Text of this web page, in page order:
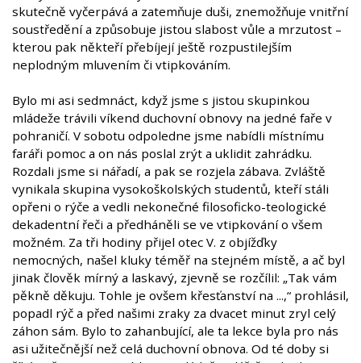
skutečně vyčerpává a zatemňuje duši, znemožňuje vnitřní
soustředění a způsobuje jistou slabost vůle a mrzutost –
kterou pak někteří přebíjejí ještě rozpustilejším
neplodným mluvením či vtipkováním.
Bylo mi asi sedmnáct, když jsme s jistou skupinkou
mládeže trávili víkend duchovní obnovy na jedné faře v
pohraničí. V sobotu odpoledne jsme nabídli místnímu
faráři pomoc a on nás poslal zrýt a uklidit zahrádku.
Rozdali jsme si nářadí, a pak se rozjela zábava. Zvláště
vynikala skupina vysokoškolských studentů, kteří stáli
opřeni o rýče a vedli nekonečné filosoficko-teologické
dekadentní řeči a předháněli se ve vtipkování o všem
možném. Za tři hodiny přijel otec V. z objížďky
nemocných, našel kluky téměř na stejném místě, a ač byl
jinak člověk mírný a laskavý, zjevně se rozčílil: „Tak vám
pěkně děkuju. Tohle je ovšem křesťanství na ...,“ prohlásil,
popadl rýč a před našimi zraky za dvacet minut zryl celý
záhon sám. Bylo to zahanbující, ale ta lekce byla pro nás
asi užitečnější než celá duchovní obnova. Od té doby si